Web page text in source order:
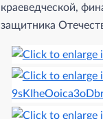
краеведческой,
защитника